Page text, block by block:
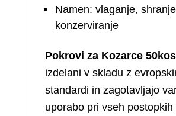
Namen: vlaganje,
konzerviranje
Pokrovi za Kozarce
izdelani v skladu z
standardi in zagotavljajo
uporabo pri vseh postopkih